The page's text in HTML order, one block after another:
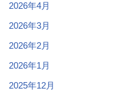
2026年4月
2026年3月
2026年2月
2026年1月
2025年12月